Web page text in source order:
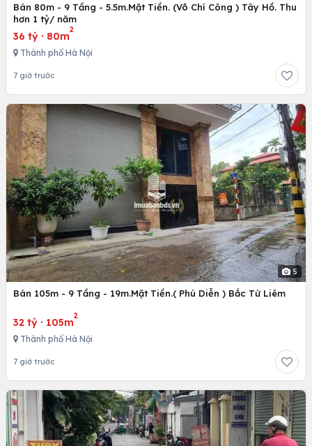
Bán 80m - 9 Tầng - 5.5m.Mặt Tiền. (Võ Chí Công ) Tây Hồ. Thu
hơn 1 tỷ/ năm
36 tỷ · 80m
2
Thành phố Hà Nội
7 giờ trước
5
Bán 105m - 9 Tầng - 19m.Mặt Tiền.( Phú Diễn ) Bắc Từ Liêm
32 tỷ · 105m
2
Thành phố Hà Nội
7 giờ trước